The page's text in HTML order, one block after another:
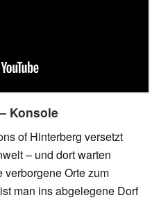
Konsole
of Hinterberg versetzt
– und dort warten
Orte zum
man ins abgelegene Dorf